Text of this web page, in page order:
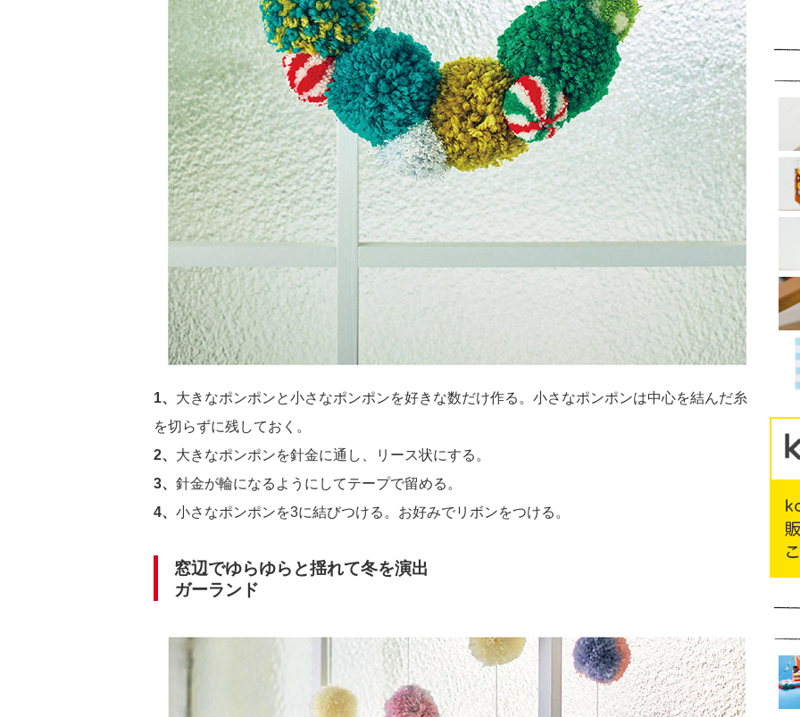
1、 大きなポンポンと小さなポンポンを好きな数だけ作る。小さなポンポンは中心を結んだ糸
を切らずに残しておく。
2、 大きなポンポンを針金に通し、リース状にする。
3、 針金が輪になるようにしてテープで留める。
4、 小さなポンポンを3に結びつける。お好みでリボンをつける。
窓辺でゆらゆらと揺れて冬を演出
ガーランド